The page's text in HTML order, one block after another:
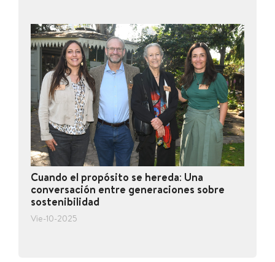
Cuando el propósito se hereda: Una
conversación entre generaciones sobre
sostenibilidad
Vie-10-2025